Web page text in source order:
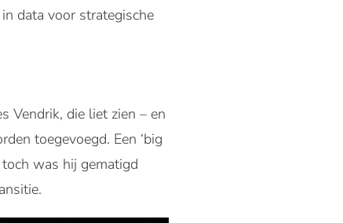
data voor strategische
Vendrik, die liet zien – en
toegevoegd. Een ‘big
was hij gematigd